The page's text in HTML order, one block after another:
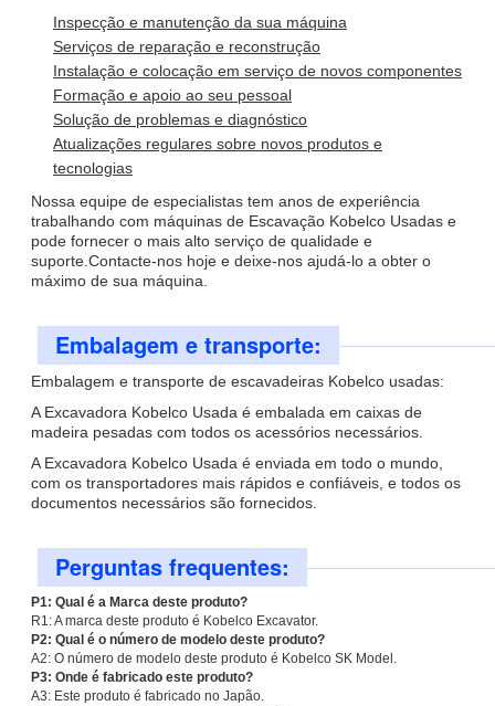
Inspecção e manutenção da sua máquina
Serviços de reparação e reconstrução
Instalação e colocação em serviço de novos componentes
Formação e apoio ao seu pessoal
Solução de problemas e diagnóstico
Atualizações regulares sobre novos produtos e
tecnologias
Nossa equipe de especialistas tem anos de experiência
trabalhando com máquinas de Escavação Kobelco Usadas e
pode fornecer o mais alto serviço de qualidade e
suporte.Contacte-nos hoje e deixe-nos ajudá-lo a obter o
máximo de sua máquina.
Embalagem e transporte:
Embalagem e transporte de escavadeiras Kobelco usadas:
A Excavadora Kobelco Usada é embalada em caixas de
madeira pesadas com todos os acessórios necessários.
A Excavadora Kobelco Usada é enviada em todo o mundo,
com os transportadores mais rápidos e confiáveis, e todos os
documentos necessários são fornecidos.
Perguntas frequentes:
P1: Qual é a Marca deste produto?
R1: A marca deste produto é Kobelco Excavator.
P2: Qual é o número de modelo deste produto?
A2: O número de modelo deste produto é Kobelco SK Model.
P3: Onde é fabricado este produto?
A3: Este produto é fabricado no Japão.